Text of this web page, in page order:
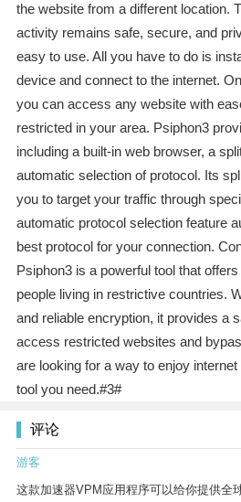
the website from a different location.
activity remains safe, secure, and
easy to use. All you have to do is
device and connect to the internet.
you can access any website with
restricted in your area. Psiphon3
including a built-in web browser, a
automatic selection of protocol. Its
you to target your traffic through
automatic protocol selection feature
best protocol for your connection.
Psiphon3 is a powerful tool that
people living in restrictive countries.
and reliable encryption, it provides a
access restricted websites and
are looking for a way to enjoy
tool you need.#3#
评论
游客
这款加速器VPM应用程序可以给你提供全